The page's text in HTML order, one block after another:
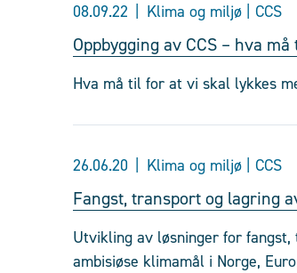
08.09.22 Klima og miljø | CCS
Oppbygging av CCS – hva må
Hva må til for at vi skal lykkes
26.06.20 Klima og miljø | CCS
Fangst, transport og lagring
Utvikling av løsninger for fangst,
ambisiøse klimamål i Norge,